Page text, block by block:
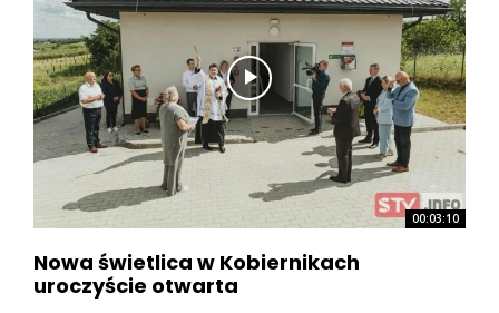
00:03:10
Nowa świetlica w Kobiernikach
uroczyście otwarta